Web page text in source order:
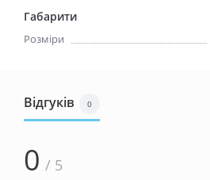
Габарити
Розміри
Відгуків 0
0 / 5